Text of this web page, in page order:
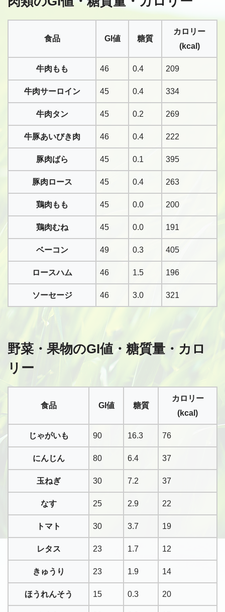
食品 GI値 糖質
カロリー
(kcal)
牛肉もも 46 0.4 209
牛肉サーロイン 45 0.4 334
牛肉タン 45 0.2 269
牛豚あいびき肉 46 0.4 222
豚肉ばら 45 0.1 395
豚肉ロース 45 0.4 263
鶏肉もも 45 0.0 200
鶏肉むね 45 0.0 191
ベーコン 49 0.3 405
ロースハム 46 1.5 196
ソーセージ 46 3.0 321
野菜・果物のGI値・糖質量・カロ
リー
食品 GI値 糖質
カロリー
(kcal)
じゃがいも 90 16.3 76
にんじん 80 6.4 37
玉ねぎ 30 7.2 37
なす 25 2.9 22
トマト 30 3.7 19
レタス 23 1.7 12
きゅうり 23 1.9 14
ほうれんそう 15 0.3 20